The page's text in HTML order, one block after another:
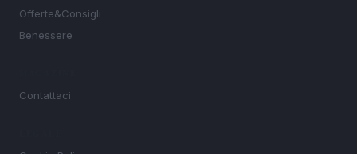
Offerte&Consigli
Benessere
Contattaci